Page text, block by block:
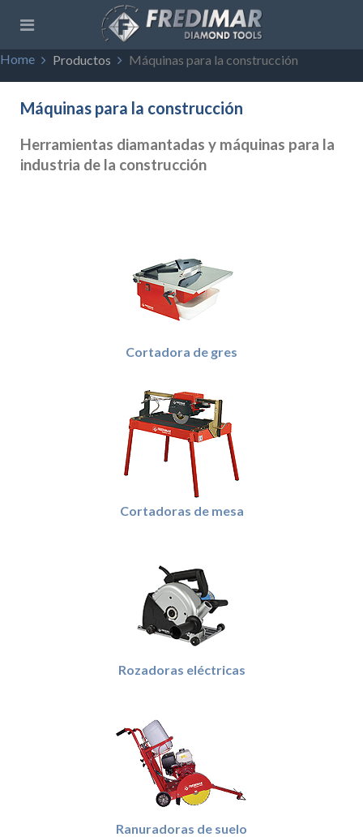
Home Productos Máquinas para la construcción
Máquinas para la construcción
Herramientas diamantadas y máquinas para la
industria de la construcción
Cortadora de gres
Cortadoras de mesa
Rozadoras eléctricas
Ranuradoras de suelo